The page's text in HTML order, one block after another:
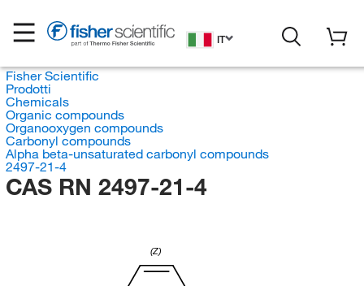
IT
Fisher Scientific
Prodotti
Chemicals
Organic compounds
Organooxygen compounds
Carbonyl compounds
Alpha beta-unsaturated carbonyl compounds
2497-21-4
CAS RN 2497-21-4
(Z)